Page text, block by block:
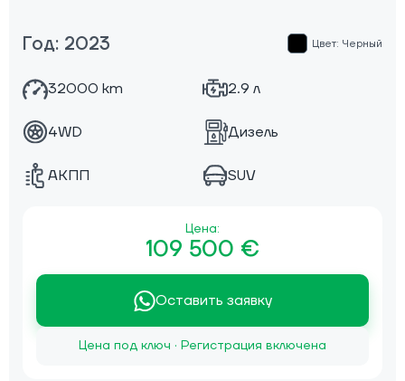
Год: 2023 Цвет: Черный
32000 km 2.9 л
4WD Дизель
АКПП SUV
Цена:
109 500 €
Оставить заявку
Цена под ключ · Регистрация включена